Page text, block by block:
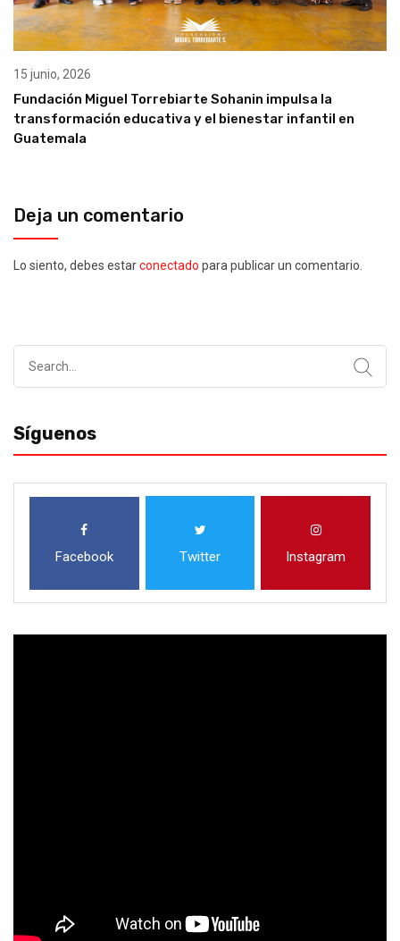
15 junio, 2026
Fundación Miguel Torrebiarte Sohanin impulsa la
transformación educativa y el bienestar infantil en
Guatemala
Deja un comentario
Lo siento, debes estarconectado para publicar un comentario.
Síguenos
Facebook Twitter Instagram